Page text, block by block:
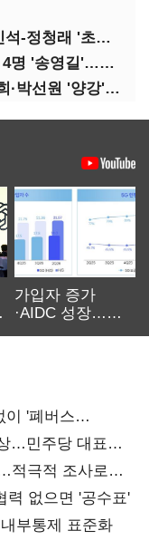
(정기여론조사)②당심·호남, 김민석-정청래 '초접전'
(정기여론조사)③2순위, 10명 중 4명 '송영길'…정청래 '한 자릿수'
(정기여론조사)④최고위원 최민희·박선원 '양강'…서미화·이성윤·임미애 뒤이어
가입자 증가
·AIDC 성장…
'폐버스
…민주당 대표로
적극적 조사로
력 없으면 '공수표'
부통제 표준화